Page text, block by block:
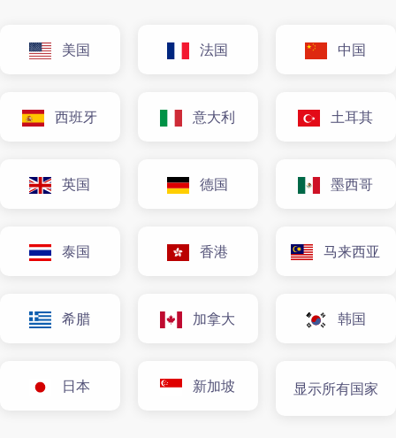
美国 法国 中国
西班牙 意大利 土耳其
英国 德国 墨西哥
泰国 香港 马来西亚
希腊 加拿大 韩国
日本 新加坡 显示所有国家